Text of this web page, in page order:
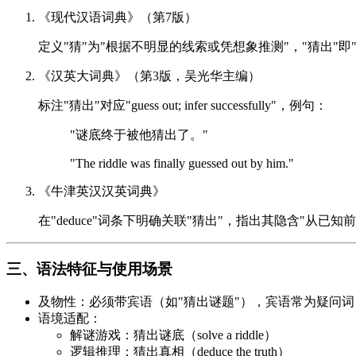
《现代汉语词典》（第7版）
定义"猜"为"根据不明显的线索或凭想象推测"，"猜出"
《汉英大词典》（第3版，吴光华主编）
标注"猜出"对应"guess out; infer successfully"，例句：
"谜底终于被他猜出了。"
"The riddle was finally guessed out by him."
《牛津英汉汉英词典》
在"deduce"词条下明确关联"猜出"，指出其隐含"从已知
三、语法特征与使用场景
及物性：必须带宾语（如"猜出谜题"），宾语常为疑问
语境适配：
解谜游戏：猜出谜底（solve a riddle）
逻辑推理：猜出真相（deduce the truth）